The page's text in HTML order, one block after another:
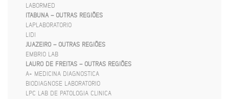
LABORMED
ITABUNA – OUTRAS REGIÕES
LAPLABORATORIO
LIDI
JUAZEIRO – OUTRAS REGIÕES
EMBRIO LAB
LAURO DE FREITAS – OUTRAS REGIÕES
A+ MEDICINA DIAGNOSTICA
BIODIAGNOSE LABORATORIO
LPC LAB DE PATOLOGIA CLINICA